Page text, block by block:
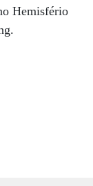
Hemisfério